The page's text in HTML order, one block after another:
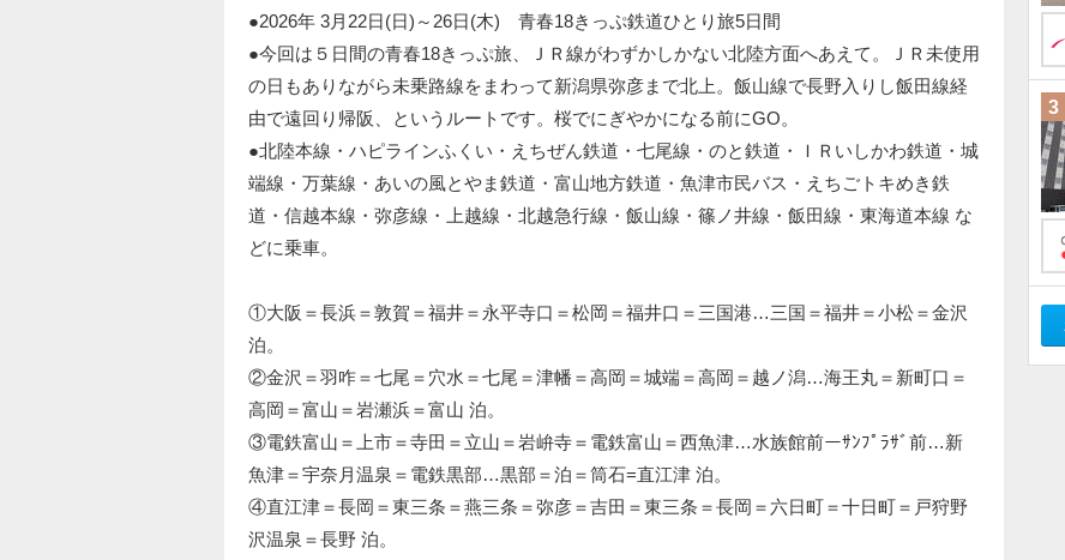
●2026年 3月22日(日)～26日(木) 青春18きっぷ鉄道ひとり旅5日間
●今回は５日間の青春18きっぷ旅、ＪＲ線がわずかしかない北陸方面へあえて。ＪＲ未使用
の日もありながら未乗路線をまわって新潟県弥彦まで北上。飯山線で長野入りし飯田線経
由で遠回り帰阪、というルートです。桜でにぎやかになる前にGO。
●北陸本線・ハピラインふくい・えちぜん鉄道・七尾線・のと鉄道・ＩＲいしかわ鉄道・城
端線・万葉線・あいの風とやま鉄道・富山地方鉄道・魚津市民バス・えちごトキめき鉄
道・信越本線・弥彦線・上越線・北越急行線・飯山線・篠ノ井線・飯田線・東海道本線 な
どに乗車。
①大阪＝長浜＝敦賀＝福井＝永平寺口＝松岡＝福井口＝三国港…三国＝福井＝小松＝金沢
泊。
②金沢＝羽咋＝七尾＝穴水＝七尾＝津幡＝高岡＝城端＝高岡＝越ノ潟…海王丸＝新町口＝
高岡＝富山＝岩瀬浜＝富山 泊。
③電鉄富山＝上市＝寺田＝立山＝岩峅寺＝電鉄富山＝西魚津…水族館前ーｻﾝﾌﾟﾗｻﾞ前…新
魚津＝宇奈月温泉＝電鉄黒部…黒部＝泊＝筒石=直江津 泊。
④直江津＝長岡＝東三条＝燕三条＝弥彦＝吉田＝東三条＝長岡＝六日町＝十日町＝戸狩野
沢温泉＝長野 泊。
3